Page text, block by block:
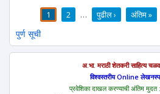
1 2 … पुढील › अंतिम »
पुर्ण सूची
अ.भा. मराठी शेतकरी साहित्य
विश्वस्तरीय Online
प्रवेशिका दाखल करण्याची अंतिम मुदत :